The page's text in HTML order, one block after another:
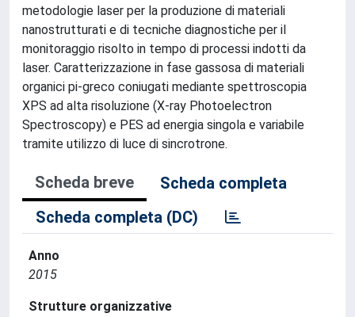
metodologie laser per la produzione di materiali
nanostrutturati e di tecniche diagnostiche per il
monitoraggio risolto in tempo di processi indotti da
laser. Caratterizzazione in fase gassosa di materiali
organici pi-greco coniugati mediante spettroscopia
XPS ad alta risoluzione (X-ray Photoelectron
Spectroscopy) e PES ad energia singola e variabile
tramite utilizzo di luce di sincrotrone.
Scheda breve
Scheda completa
Scheda completa (DC)
Anno
2015
Strutture organizzative